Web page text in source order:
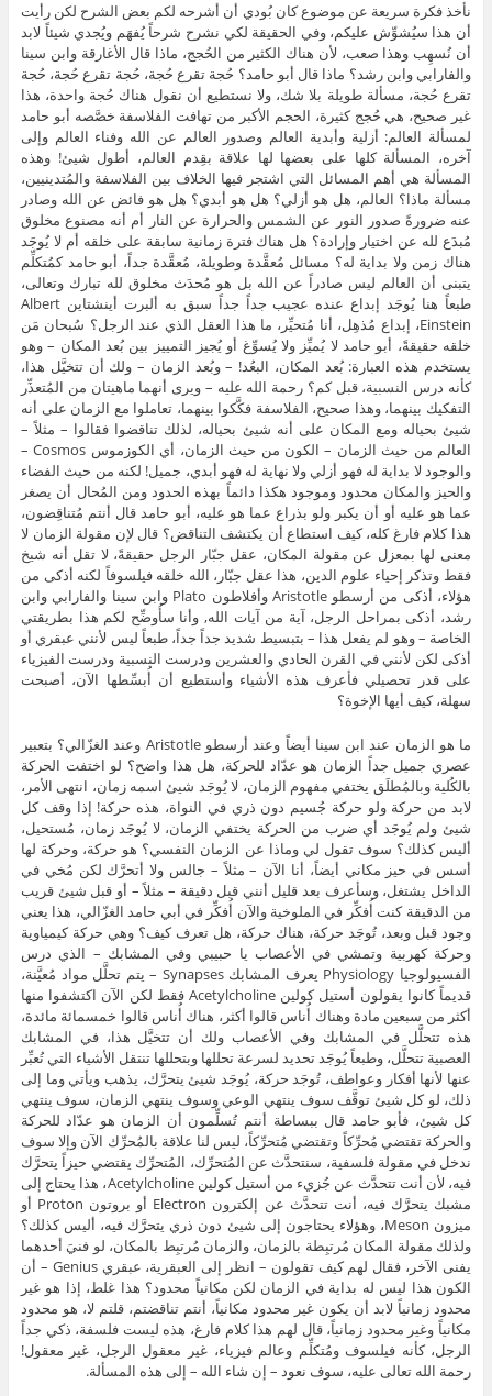
نأخذ فكرة سريعة عن موضوع كان بُودي أن أشرحه لكم بعض الشرح لكن رأيت
أن هذا سيُشوِّش عليكم، وفي الحقيقة لكي نشرح شرحاً يُفهَم ويُجدي شيئاً لابد
أن نُسهِب وهذا صعب، لأن هناك الكثير من الحُجج، ماذا قال الأغارقة وابن سينا
والفارابي وابن رشد؟ ماذا قال أبو حامد؟ حُجة تقرع حُجة، حُجة تقرع حُجة، حُجة
تقرع حُجة، مسألة طويلة بلا شك، ولا نستطيع أن نقول هناك حُجة واحدة، هذا
غير صحيح، هي حُجج كثيرة، الحجم الأكبر من تهافت الفلاسفة خصَّصه أبو حامد
لمسألة العالم: أزلية وأبدية العالم وصدور العالم عن الله وفناء العالم وإلى
آخره، المسألة كلها على بعضها لها علاقة بقِدم العالم، أطول شيئ! وهذه
المسألة هي أهم المسائل التي اشتجر فيها الخلاف بين الفلاسفة والمُتدينيين،
مسألة ماذا؟ العالم، هل هو أزلي؟ هل هو أبدي؟ هل هو فائض عن الله وصادر
عنه ضرورةً صدور النور عن الشمس والحرارة عن النار أم أنه مصنوع مخلوق
مُبدَع لله عن اختيار وإرادة؟ هل هناك فترة زمانية سابقة على خلقه أم لا يُوجَد
هناك زمن ولا بداية له؟ مسائل مُعقَّدة وطويلة، مُعقَّدة جداً، أبو حامد كمُتكلِّم
يتبنى أن العالم ليس صادراً عن الله بل هو مُحدَث مخلوق لله تبارك وتعالى،
طبعاً هنا يُوجَد إبداع عنده عجيب جداً جداً سبق به ألبرت أينشتاين Albert
Einstein، إبداع مُذهِل، أنا مُتحيِّر، ما هذا العقل الذي عند الرجل؟ سُبحان مَن
خلقه حقيقةً، أبو حامد لا يُميِّز ولا يُسوِّغ أو يُجيز التمييز بين بُعد المكان – وهو
يستخدم هذه العبارة: بُعد المكان، البعُد! – وبُعد الزمان – ولك أن تتخيَّل هذا،
كأنه درس النسبية، قبل كم؟ رحمة الله عليه – ويرى أنهما ماهيتان من المُتعذِّر
التفكيك بينهما، وهذا صحيح، الفلاسفة فكَّكوا بينهما، تعاملوا مع الزمان على أنه
شيئ بحياله ومع المكان على أنه شيئ بحياله، لذلك تناقضوا فقالوا – مثلاً –
العالم من حيث الزمان – الكون من حيث الزمان، أي الكوزموس Cosmos –
والوجود لا بداية له فهو أزلي ولا نهاية له فهو أبدي، جميل! لكنه من حيث الفضاء
والحيز والمكان محدود وموجود هكذا دائماً بهذه الحدود ومن المُحال أن يصغر
عما هو عليه أو أن يكبر ولو بذراع عما هو عليه، أبو حامد قال أنتم مُتناقِضون،
هذا كلام فارغ كله، كيف استطاع أن يكتشف التناقض؟ قال لإن مقولة الزمان لا
معنى لها بمعزل عن مقولة المكان، عقل جبّار الرجل حقيقةً، لا تقل أنه شيخ
فقط وتذكر إحياء علوم الدين، هذا عقل جبّار، الله خلقه فيلسوفاً لكنه أذكى من
هؤلاء، أذكى من أرسطو Aristotle وأفلاطون Plato وابن سينا والفارابي وابن
رشد، أذكى بمراحل الرجل، آية من آيات الله, وأنا سأُوضِّح لكم هذا بطريقتي
الخاصة – وهو لم يفعل هذا – بتبسيط شديد جداً جداً، طبعاً ليس لأنني عبقري أو
أذكى لكن لأنني في القرن الحادي والعشرين ودرست النسبية ودرست الفيزياء
على قدر تحصيلي فأعرف هذه الأشياء وأستطيع أن أُبسِّطها الآن، أصبحت
سهلة، كيف أيها الإخوة؟
ما هو الزمان عند ابن سينا أيضاً وعند أرسطو Aristotle وعند الغزّالي؟ بتعبير
عصري جميل جداً الزمان هو عدّاد للحركة، هل هذا واضح؟ لو اختفت الحركة
بالكُلية وبالمُطلَق يختفي مفهوم الزمان، لا يُوجَد شيئ اسمه زمان، انتهى الأمر،
لابد من حركة ولو حركة جُسيم دون ذري في النواة، هذه حركة! إذا وقف كل
شيئ ولم يُوجَد أي ضرب من الحركة يختفي الزمان، لا يُوجَد زمان، مُستحيل،
أليس كذلك؟ سوف تقول لي وماذا عن الزمان النفسي؟ هو حركة، وحركة لها
أسس في حيز مكاني أيضاً، أنا الآن – مثلاً – جالس ولا أتحرَّك لكن مُخي في
الداخل يشتغل، وسأعرف بعد قليل أنني قبل دقيقة – مثلاً – أو قبل شيئ قريب
من الدقيقة كنت أُفكِّر في الملوخية والآن أُفكِّر في أبي حامد الغزّالي، هذا يعني
وجود قبل وبعد، تُوجَد حركة، هناك حركة، هل تعرف كيف؟ وهي حركة كيمياوية
وحركة كهربية وتمشي في الأعصاب يا حبيبي وفي المشابك – الذي درس
الفسيولوجيا Physiology يعرف المشابك Synapses – يتم تحلَّل مواد مُعيَّنة،
قديماً كانوا يقولون أستيل كولين Acetylcholine فقط لكن الآن اكتشفوا منها
أكثر من سبعين مادة وهناك أُناس قالوا أكثر، هناك أُناس قالوا خمسمائة مائدة،
هذه تتحلَّل في المشابك وفي الأعصاب ولك أن تتخيَّل هذا، في المشابك
العصبية تتحلَّل، وطبعاً يُوجَد تحديد لسرعة تحللها وبتحللها تنتقل الأشياء التي تُعبِّر
عنها لأنها أفكار وعواطف، تُوجَد حركة، يُوجَد شيئ يتحرَّك، يذهب ويأتي وما إلى
ذلك، لو كل شيئ توقَّف سوف ينتهي الوعي وسوف ينتهي الزمان، سوف ينتهي
كل شيئ، فأبو حامد قال ببساطة أنتم تُسلِّمون أن الزمان هو عدّاد للحركة
والحركة تقتضي مُحرِّكاً وتقتضي مُتحرِّكاً، ليس لنا علاقة بالمُحرِّك الآن وإلا سوف
ندخل في مقولة فلسفية، سنتحدَّث عن المُتحرِّك، المُتحرِّك يقتضي حيزاً يتحرَّك
فيه، لأن أنت تتحدَّث عن جُزيء من أستيل كولين Acetylcholine، هذا يحتاج إلى
مشبك يتحرَّك فيه، أنت تتحدَّث عن إلكترون Electron أو بروتون Proton أو
ميزون Meson، وهؤلاء يحتاجون إلى شيئ دون ذري يتحرَّك فيه، أليس كذلك؟
ولذلك مقولة المكان مُرتبِطة بالزمان، والزمان مُرتبِط بالمكان، لو فنيَ أحدهما
يفنى الآخر، فقال لهم كيف تقولون – انظر إلى العبقرية، عبقري Genius – أن
الكون هذا ليس له بداية في الزمان لكن مكانياً محدود؟ هذا غلط، إذا هو غير
محدود زمانياً لابد أن يكون غير محدود مكانياً، أنتم تناقضتم، قلتم لا، هو محدود
مكانياً وغير محدود زمانياً، قال لهم هذا كلام فارغ، هذه ليست فلسفة، ذكي جداً
الرجل، كأنه فيلسوف ومُتكلِّم وعالم فيزياء، غير معقول الرجل، غير معقول!
رحمة الله تعالى عليه، سوف نعود – إن شاء الله – إلى هذه المسألة.